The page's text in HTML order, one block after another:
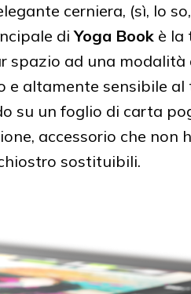
cerniera, (sì, lo
diYoga Book è la
spazio ad una
e altamente sensibile
su un foglio di carta
accessorio che non
sostituibili.